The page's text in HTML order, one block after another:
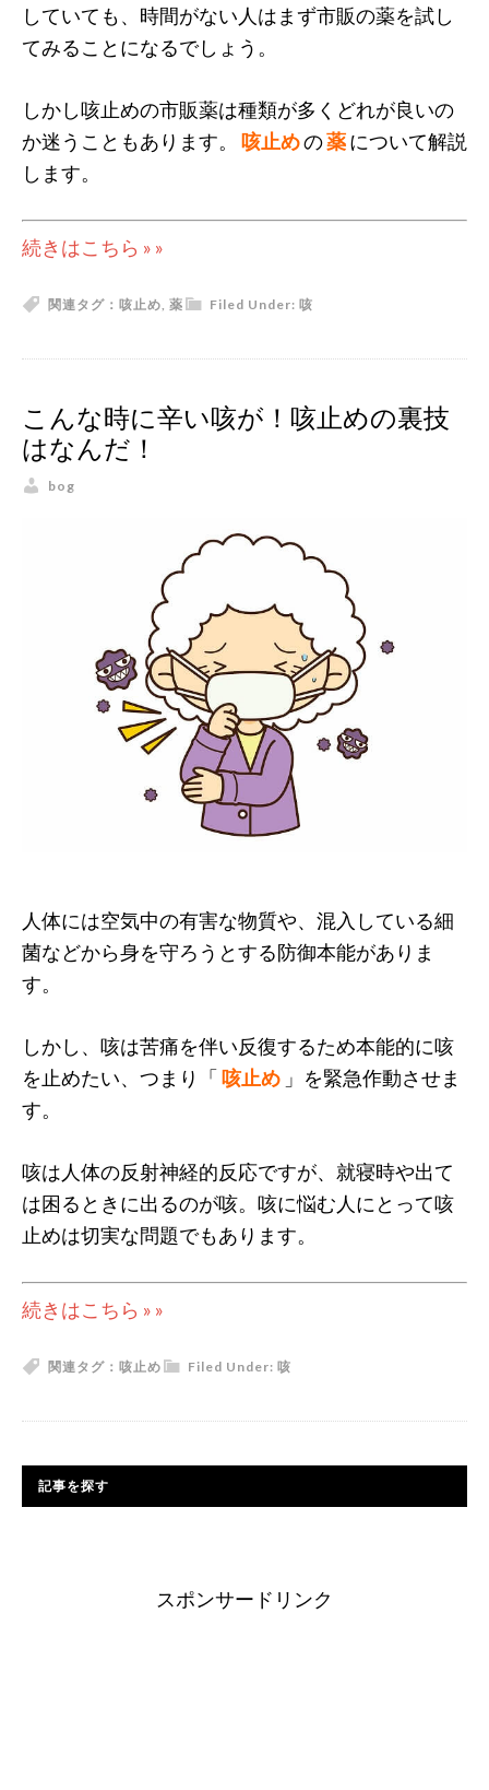
していても、時間がない人はまず市販の薬を試し
てみることになるでしょう。
しかし咳止めの市販薬は種類が多くどれが良いの
か迷うこともあります。 咳止めの薬について解説
します。
続きはこちら » »
Filed Under: 咳
関連タグ： 咳止め, 薬
こんな時に辛い咳が！咳止めの裏技
はなんだ！
bog
人体には空気中の有害な物質や、混入している細
菌などから身を守ろうとする防御本能がありま
す。
しかし、咳は苦痛を伴い反復するため本能的に咳
を止めたい、つまり「咳止め 」を緊急作動させま
す。
咳は人体の反射神経的反応ですが、就寝時や出て
は困るときに出るのが咳。咳に悩む人にとって咳
止めは切実な問題でもあります。
続きはこちら » »
Filed Under: 咳
関連タグ： 咳止め
記事を探す
スポンサードリンク